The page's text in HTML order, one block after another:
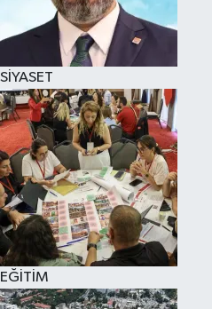
SİYASET
EĞİTİM